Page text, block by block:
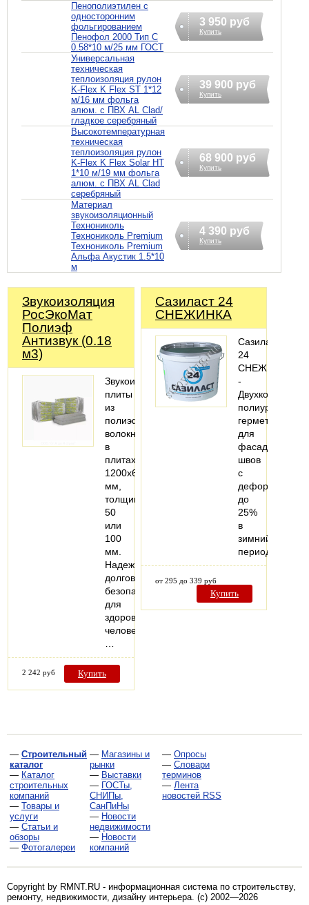
Пенополиэтилен с
односторонним
фольгированием
Пенофол 2000 Тип C
0.58*10 м/25 мм ГОСТ
3 950 руб
Купить
Универсальная
техническая
теплоизоляция рулон
K-Flex K Flex ST 1*12
м/16 мм фольга
алюм. с ПВХ AL Clad/
гладкое серебряный
39 900 руб
Купить
Высокотемпературная
техническая
теплоизоляция рулон
K-Flex K Flex Solar HT
1*10 м/19 мм фольга
алюм. с ПВХ AL Clad
серебряный
68 900 руб
Купить
Материал
звукоизоляционный
Технониколь
Технониколь Premium
Технониколь Premium
Альфа Акустик 1.5*10
м
4 390 руб
Купить
Звукоизоляция
РосЭкоМат
Полиэф
Антизвук (0.18
м3)
Звукоизоляционные
плиты
из
полиэфирного
волокна
в
плитах
1200х600
мм,
толщиной
50
или
100
мм.
Надежные,
долговечные,
безопасные
для
здоровья
человека.
2 242 руб Купить
Сазиласт 24
СНЕЖИНКА
Сазиласт
24
СНЕЖИНКА
-
герметик
для
фасадных
швов
с
деформацией
до
25%
в
зимний
период.
от 295 до 339 руб
Купить
— Строительный
каталог
— Каталог
строительных
компаний
— Товары и
услуги
— Статьи и
обзоры
— Фотогалереи
— Магазины и
рынки
— Выставки
— ГОСТы,
СНИПы,
СанПиНы
— Новости
недвижимости
— Новости
компаний
— Опросы
— Словари
терминов
— Лента
новостей RSS
Copyright by RMNT.RU - информационная система по строительству,
ремонту, недвижимости, дизайну интерьера. (c) 2002—2026